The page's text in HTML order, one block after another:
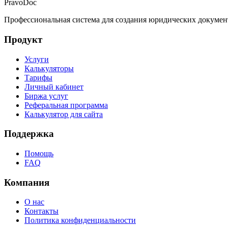
PravoDoc
Профессиональная система для создания юридических
Продукт
Услуги
Калькуляторы
Тарифы
Личный кабинет
Биржа услуг
Реферальная программа
Калькулятор для сайта
Поддержка
Помощь
FAQ
Компания
О нас
Контакты
Политика конфиденциальности